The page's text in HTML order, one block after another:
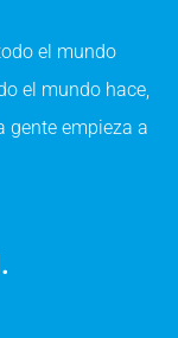
el mundo
el mundo hace,
gente empieza a